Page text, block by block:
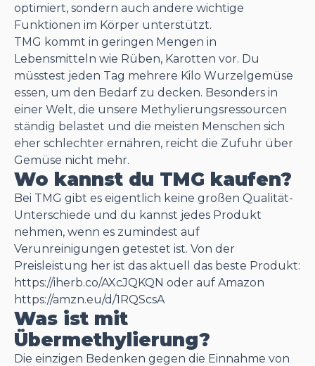
optimiert, sondern auch andere wichtige
Funktionen im Körper unterstützt.
TMG kommt in geringen Mengen in
Lebensmitteln wie Rüben, Karotten vor. Du
müsstest jeden Tag mehrere Kilo Wurzelgemüse
essen, um den Bedarf zu decken. Besonders in
einer Welt, die unsere Methylierungsressourcen
ständig belastet und die meisten Menschen sich
eher schlechter ernähren, reicht die Zufuhr über
Gemüse nicht mehr.
Wo kannst du TMG kaufen?
Bei TMG gibt es eigentlich keine großen Qualität-
Unterschiede und du kannst jedes Produkt
nehmen, wenn es zumindest auf
Verunreinigungen getestet ist. Von der
Preisleistung her ist das aktuell das beste Produkt:
https://iherb.co/AXcJQKQN oder auf Amazon
https://amzn.eu/d/1RQScsA
Was ist mit
Übermethylierung?
Die einzigen Bedenken gegen die Einnahme von